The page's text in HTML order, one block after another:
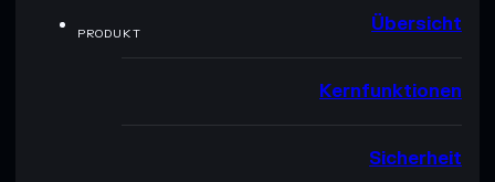
PRODUKT Übersicht
Kernfunktionen
Sicherheit